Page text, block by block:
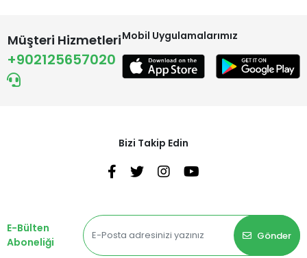
Müşteri Hizmetleri
+902125657020
Mobil Uygulamalarımız
Bizi Takip Edin
E-Bülten
Aboneliği
Gönder